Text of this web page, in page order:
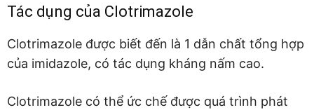
Tác dụng của Clotrimazole
Clotrimazole được biết đến là 1 dẫn chất tổng hợp
của imidazole, có tác dụng kháng nấm cao.
Clotrimazole có thể ức chế được quá trình phát